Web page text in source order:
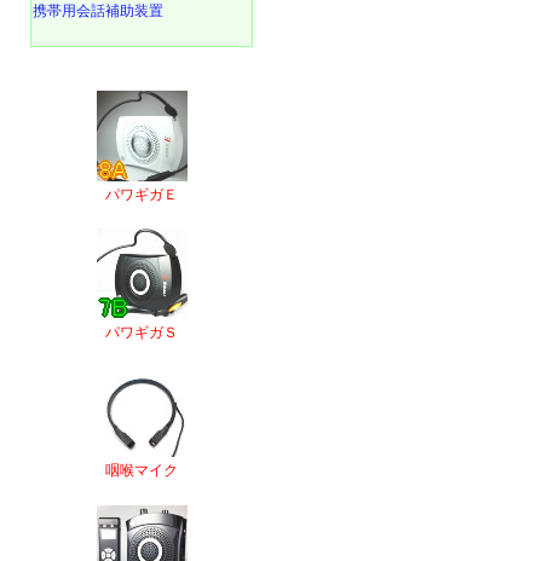
携帯用会話補助装置
パワギガＥ
パワギガＳ
咽喉マイク